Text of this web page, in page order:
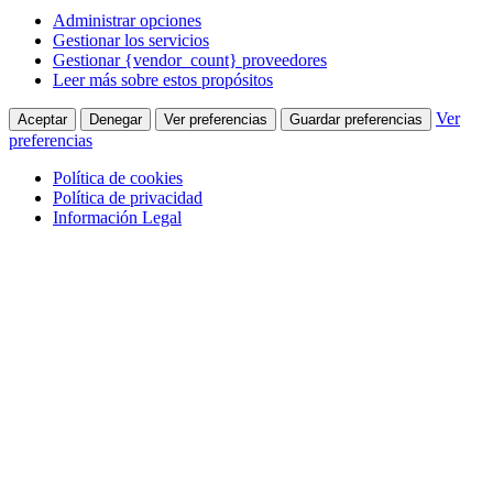
Administrar opciones
Gestionar los servicios
Gestionar {vendor_count} proveedores
Leer más sobre estos propósitos
Aceptar Denegar Ver preferencias Guardar preferencias
Ver
preferencias
Política de cookies
Política de privacidad
Información Legal